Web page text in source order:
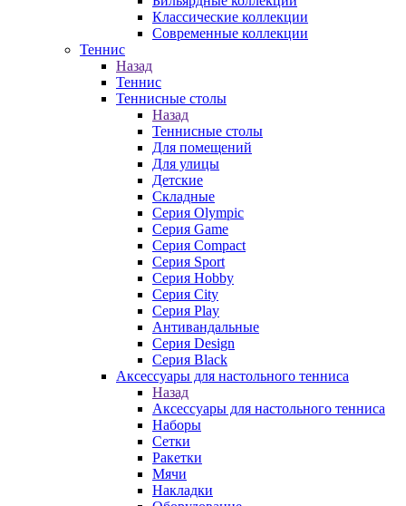
Классические коллекции
Современные коллекции
Теннис
Назад
Теннис
Теннисные столы
Назад
Теннисные столы
Для помещений
Для улицы
Детские
Складные
Серия Olympic
Серия Game
Серия Compact
Серия Sport
Серия Hobby
Серия City
Серия Play
Антивандальные
Серия Design
Серия Black
Аксессуары для настольного тенниса
Назад
Аксессуары для настольного тенниса
Наборы
Сетки
Ракетки
Мячи
Накладки